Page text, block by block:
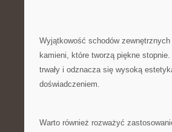
Wyjątkowość schodów
kamieni, które tworzą piękne⁢
trwały‌ i odznacza się ‌wysoką
doświadczeniem.
Warto ⁤również‌ rozważyć